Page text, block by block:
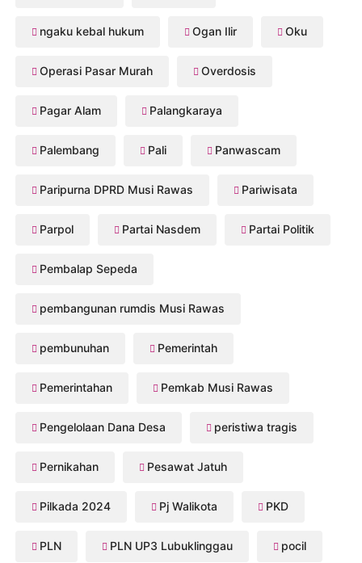
ngaku kebal hukum Ogan Ilir Oku
Operasi Pasar Murah Overdosis
Pagar Alam Palangkaraya
Palembang Pali Panwascam
Paripurna DPRD Musi Rawas Pariwisata
Parpol Partai Nasdem Partai Politik
Pembalap Sepeda
pembangunan rumdis Musi Rawas
pembunuhan Pemerintah
Pemerintahan Pemkab Musi Rawas
Pengelolaan Dana Desa peristiwa tragis
Pernikahan Pesawat Jatuh
Pilkada 2024 Pj Walikota PKD
PLN PLN UP3 Lubuklinggau pocil